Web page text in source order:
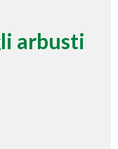
arbusti